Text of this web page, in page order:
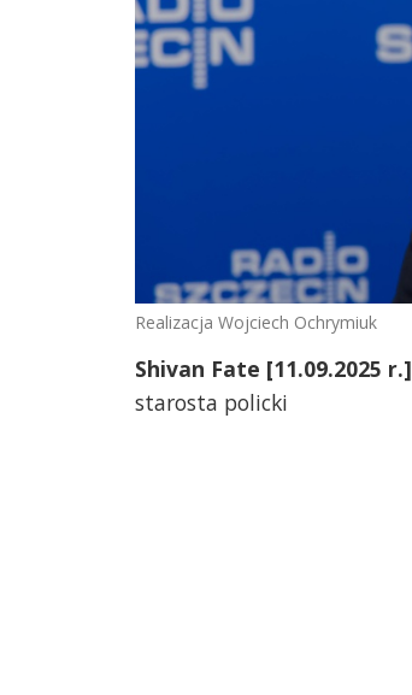
Realizacja Wojciech Ochrymiuk
Shivan Fate [11.09.2025 r.]
starosta policki